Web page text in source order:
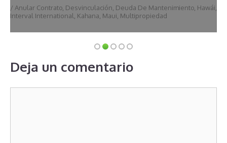
/ Anular Contrato, Desvinculación, Deuda De Mantenimiento, Hawái,
Interval International, Kahana, Maui, Multipropiedad
Deja un comentario